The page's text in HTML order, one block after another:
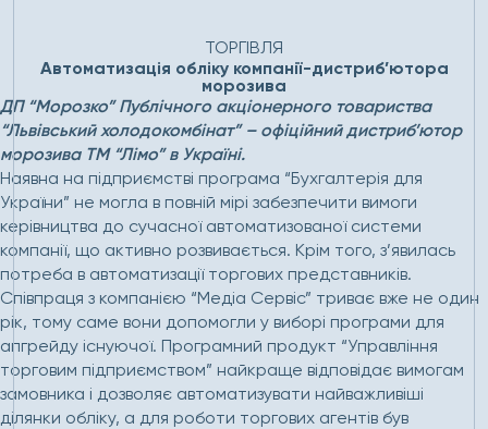
Автоматизація обліку компанії-дистриб’ютора
морозива
ТОРГІВЛЯ
ДП “Морозко” Публічного акціонерного товариства
“Львівський холодокомбінат” – офіційний дистриб’ютор
морозива ТМ “Лімо” в Україні.
Наявна на підприємстві програма “Бухгалтерія для
України” не могла в повній мірі забезпечити вимоги
керівництва до сучасної автоматизованої системи
компанії, що активно розвивається. Крім того, з’явилась
потреба в автоматизації торгових представників.
Співпраця з компанією “Медіа Сервіс” триває вже не один
рік, тому саме вони допомогли у виборі програми для
апгрейду існуючої. Програмний продукт “Управління
торговим підприємством” найкраще відповідає вимогам
замовника і дозволяє автоматизувати найважливіші
ділянки обліку, а для роботи торгових агентів був